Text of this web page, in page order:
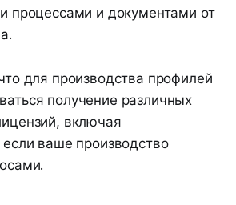
процессами и документами от
для производства профилей
получение различных
включая
если ваше производство